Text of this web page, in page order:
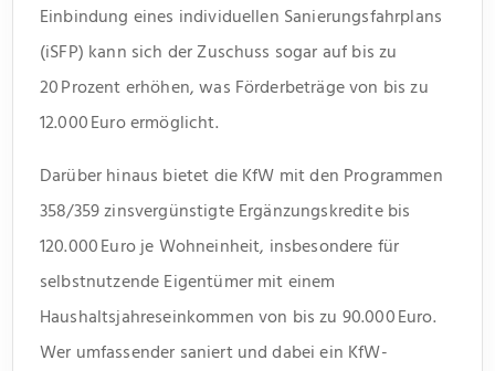
Einbindung eines individuellen Sanierungsfahrplans
(iSFP) kann sich der Zuschuss sogar auf bis zu
20 Prozent erhöhen, was Förderbeträge von bis zu
12.000 Euro ermöglicht.
Darüber hinaus bietet die KfW mit den Programmen
358/359 zinsvergünstigte Ergänzungskredite bis
120.000 Euro je Wohneinheit, insbesondere für
selbstnutzende Eigentümer mit einem
Haushaltsjahreseinkommen von bis zu 90.000 Euro.
Wer umfassender saniert und dabei ein KfW-